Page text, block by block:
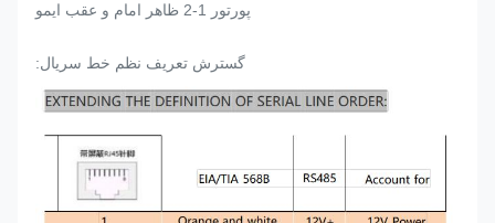
پورتور 1-2 ظاهر امام و عقب ایمو
گسترش تعريف نظم خط سريال: